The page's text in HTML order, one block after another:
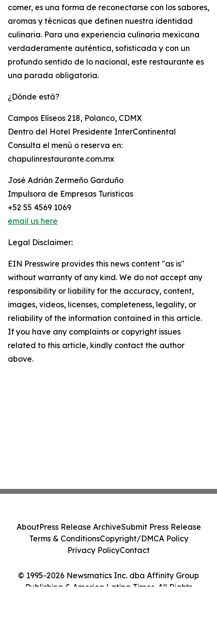
comer, es una forma de reconectarse con los sabores,
aromas y técnicas que definen nuestra identidad
culinaria. Para una experiencia culinaria mexicana
verdaderamente auténtica, sofisticada y con un
profundo sentido de lo nacional, este restaurante es
una parada obligatoria.
¿Dónde está?
Campos Elíseos 218, Polanco, CDMX
Dentro del Hotel Presidente InterContinental
Consulta el menú o reserva en:
chapulinrestaurante.com.mx
José Adrián Zermeño Garduño
Impulsora de Empresas Turisticas
+52 55 4569 1069
email us here
Legal Disclaimer:
EIN Presswire provides this news content "as is"
without warranty of any kind. We do not accept any
responsibility or liability for the accuracy, content,
images, videos, licenses, completeness, legality, or
reliability of the information contained in this article.
If you have any complaints or copyright issues
related to this article, kindly contact the author
above.
© 1995-2026 Newsmatics Inc. dba Affinity Group
Publishing & America Latina Times. All Rights
AboutPress Release ArchiveSubmit Press Release
Terms & ConditionsCopyright/DMCA Policy
Privacy PolicyContact